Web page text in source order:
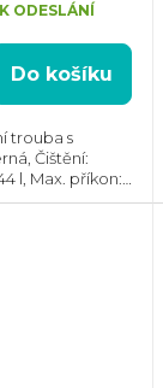
ODESLÁNÍ
Do košíku
trouba s
Čištění:
l, Max. příkon:
Teplotní